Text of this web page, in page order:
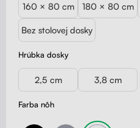
Farba nôh
Hrúbka dosky
2,5 cm 3,8 cm
160 × 80 cm 180 × 80 cm
Bez stolovej dosky